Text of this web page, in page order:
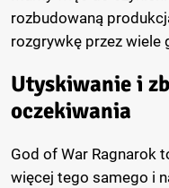
rozbudowaną
rozgrywkę przez wiele
Utyskiwanie i
oczekiwania
God of War Ragnarok
więcej tego samego i